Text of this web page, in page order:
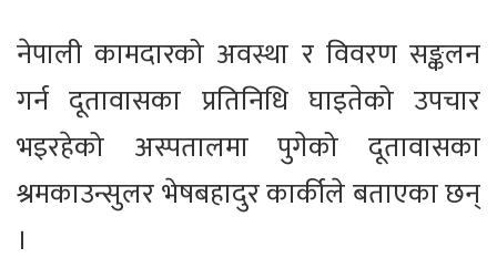
नेपाली कामदारको अवस्था र विवरण सङ्कलन
गर्न दूतावासका प्रतिनिधि घाइतेको उपचार
भइरहेको अस्पतालमा पुगेको दूतावासका
श्रमकाउन्सुलर भेषबहादुर कार्कीले बताएका छन्
।